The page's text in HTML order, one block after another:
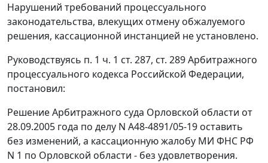
Нарушений требований процессуального
законодательства, влекущих отмену обжалуемого
решения, кассационной инстанцией не установлено.
Руководствуясь п. 1 ч. 1 ст. 287, ст. 289 Арбитражного
процессуального кодекса Российской Федерации,
постановил:
Решение Арбитражного суда Орловской области от
28.09.2005 года по делу N А48-4891/05-19 оставить
без изменений, а кассационную жалобу МИ ФНС РФ
N 1 по Орловской области - без удовлетворения.